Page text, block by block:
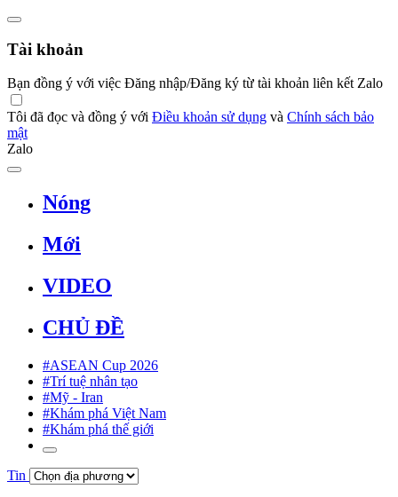
Tài khoản
Bạn đồng ý với việc Đăng nhập/Đăng ký từ tài khoản liên kết Zalo
Tôi đã đọc và đồng ý với Điều khoản sử dụng và Chính sách bảo
mật
Zalo
Nóng
Mới
VIDEO
CHỦ ĐỀ
#ASEAN Cup 2026
#Trí tuệ nhân tạo
#Mỹ - Iran
#Khám phá Việt Nam
#Khám phá thế giới
Tin